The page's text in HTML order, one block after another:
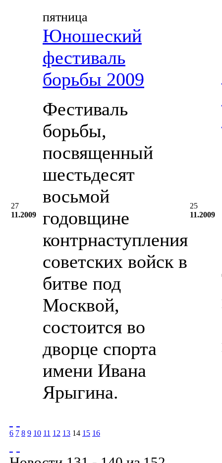
27
11.2009
пятница
Юношеский
фестиваль
борьбы 2009
Фестиваль
борьбы,
посвященный
шестьдесят
восьмой
годовщине
контрнаступления
советских войск в
битве под
Москвой,
состоится во
дворце спорта
имени Ивана
Ярыгина.
25
11.2009
6 7 8 9 10 11 12 13 14 15 16